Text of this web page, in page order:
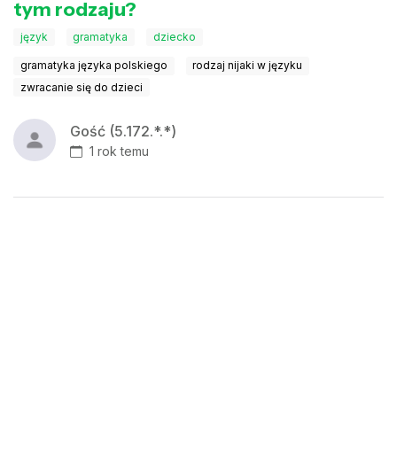
tym rodzaju?
język gramatyka dziecko
gramatyka języka polskiego
rodzaj nijaki w języku
zwracanie się do dzieci
Gość (5.172.*.*)
1 rok temu